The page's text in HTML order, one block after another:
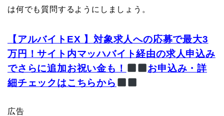
は何でも質問するようにしましょう。
【アルバイトEX 】 対象求人への応募で最大3
万円！サイト内マッハバイト経由の求人申込み
でさらに追加お祝い金も！
お申込み・詳
細チェックはこちらから
広告